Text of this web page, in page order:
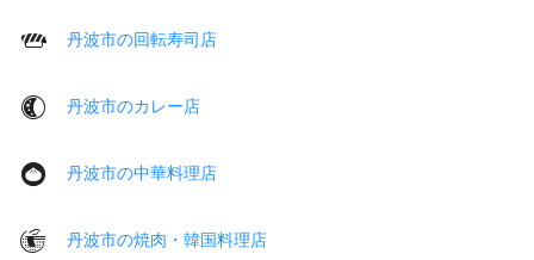
丹波市の回転寿司店
丹波市のカレー店
丹波市の中華料理店
丹波市の焼肉・韓国料理店